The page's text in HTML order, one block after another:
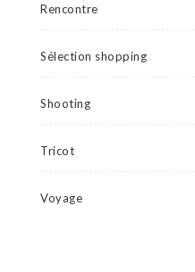
Rencontre
Sélection shopping
Shooting
Tricot
Voyage